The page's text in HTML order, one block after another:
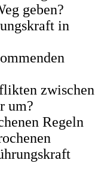
geben?
in
zwischen
um?
Regeln